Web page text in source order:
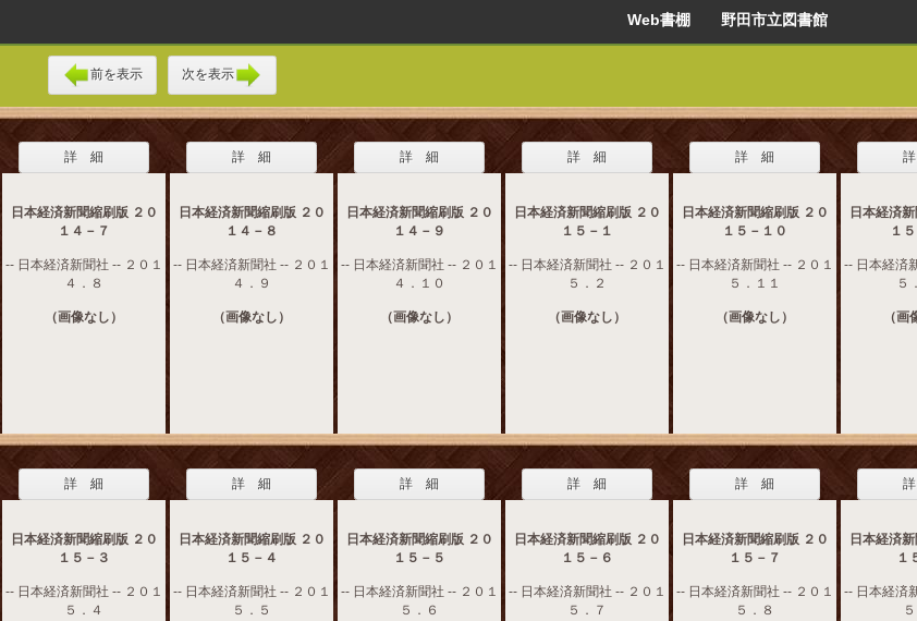
Web書棚 野田市立図書館
前を表示 次を表示
詳 細
日本経済新聞縮刷版 ２０
１４－７
-- 日本経済新聞社 -- ２０１
４．８
（画像なし）
詳 細
日本経済新聞縮刷版 ２０
１４－８
-- 日本経済新聞社 -- ２０１
４．９
（画像なし）
詳 細
日本経済新聞縮刷版 ２０
１４－９
-- 日本経済新聞社 -- ２０１
４．１０
（画像なし）
詳 細
日本経済新聞縮刷版 ２０
１５－１
-- 日本経済新聞社 -- ２０１
５．２
（画像なし）
詳 細
日本経済新聞縮刷版 ２０
１５－１０
-- 日本経済新聞社 -- ２０１
５．１１
（画像なし）
日本経済
１
-- 日本経済
５
（画
詳 細
日本経済新聞縮刷版 ２０
１５－３
-- 日本経済新聞社 -- ２０１
５．４
詳 細
日本経済新聞縮刷版 ２０
１５－４
-- 日本経済新聞社 -- ２０１
５．５
詳 細
日本経済新聞縮刷版 ２０
１５－５
-- 日本経済新聞社 -- ２０１
５．６
詳 細
日本経済新聞縮刷版 ２０
１５－６
-- 日本経済新聞社 -- ２０１
５．７
詳 細
日本経済新聞縮刷版 ２０
１５－７
-- 日本経済新聞社 -- ２０１
５．８
日本経済
１
-- 日本経済